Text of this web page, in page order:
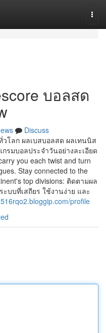
บอลสด
Discuss
โลก ผลเบสบอลสด ผลเทนนิส
รมบอลประจำวันอย่างละเอียด
you each twist and turn
Stay connected to the
top divisions: ติดตามผล
บบที่เสถียร ใช้งานง่าย และ
profile